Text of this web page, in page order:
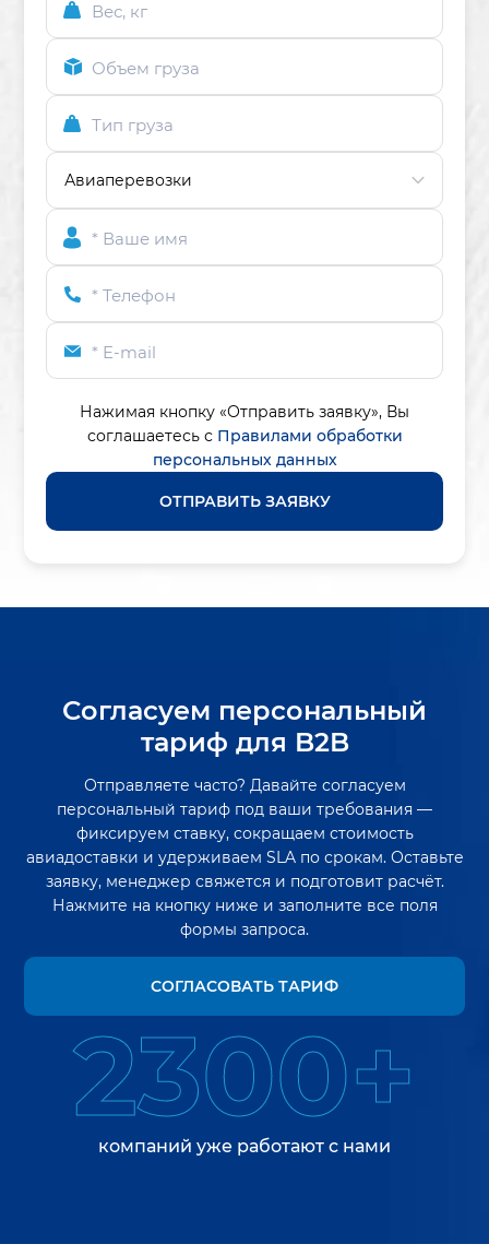
Вес, кг
Объем груза
Тип груза
* Ваше имя
* Телефон
* E-mail
Нажимая кнопку «Отправить заявку», Вы
соглашаетесь с Правилами обработки
персональных данных
ОТПРАВИТЬ ЗАЯВКУ
Согласуем персональный
тариф для B2B
Отправляете часто? Давайте согласуем
персональный тариф под ваши требования —
фиксируем ставку, сокращаем стоимость
авиадоставки и удерживаем SLA по срокам. Оставьте
заявку, менеджер свяжется и подготовит расчёт.
Нажмите на кнопку ниже и заполните все поля
формы запроса.
СОГЛАСОВАТЬ ТАРИФ
2300+
компаний уже работают с нами